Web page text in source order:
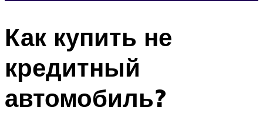
Как купить не
кредитный
автомобиль?